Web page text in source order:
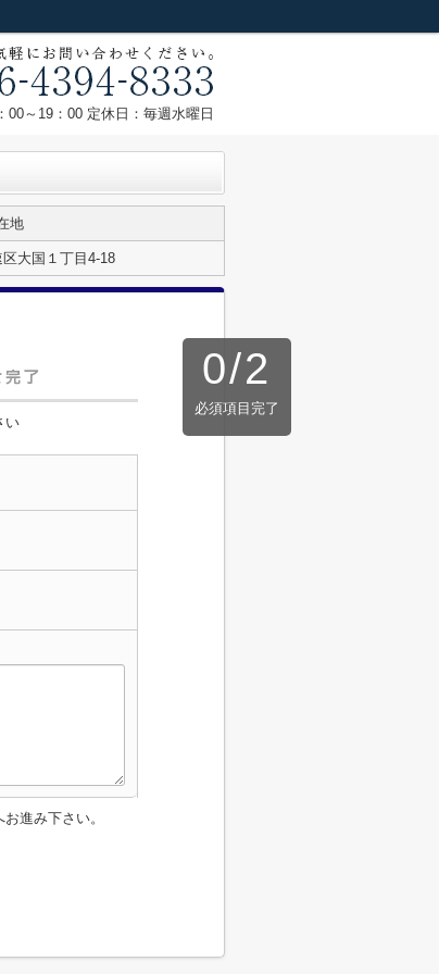
00～19：00 定休日：毎週水曜日
地
大国１丁目4-18
0/2
必須項目完了
い
進み下さい。